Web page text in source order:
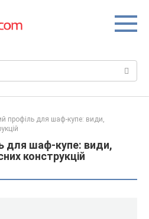
профіль для шаф-купе: види,
для шаф-купе: види,
конструкцій